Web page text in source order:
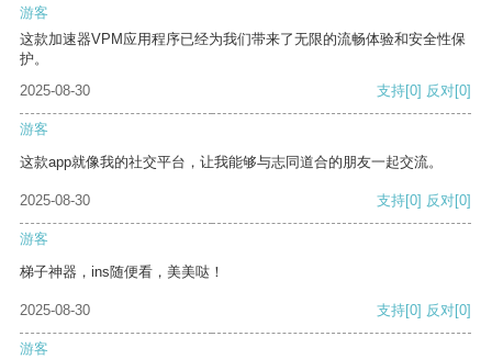
游客
这款加速器VPM应用程序已经为我们带来了无限的流畅体验和安全性保
护。
2025-08-30
支持[0] 反对[0]
游客
这款app就像我的社交平台，让我能够与志同道合的朋友一起交流。
2025-08-30 支持[0] 反对[0]
游客
梯子神器，ins随便看，美美哒！
2025-08-30 支持[0] 反对[0]
游客